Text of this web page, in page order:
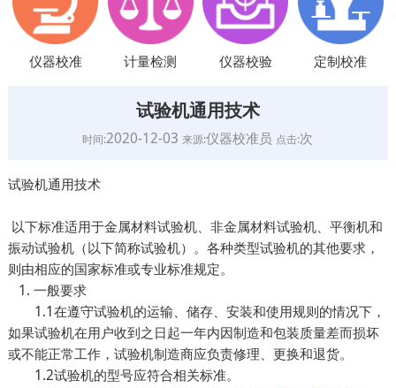
仪器校准 计量检测 仪器校验 定制校准
试验机通用技术
时间:2020-12-03来源:仪器校准员 点击:次
试验机通用技术
以下标准适用于金属材料试验机、非金属材料试验机、平衡机和
振动试验机（以下简称试验机）。各种类型试验机的其他要求，
则由相应的国家标准或专业标准规定。
1. 一般要求
1.1在遵守试验机的运输、储存、安装和使用规则的情况下，
如果试验机在用户收到之日起一年内因制造和包装质量差而损坏
或不能正常工作，试验机制造商应负责修理、更换和退货。
1.2试验机的型号应符合相关标准。